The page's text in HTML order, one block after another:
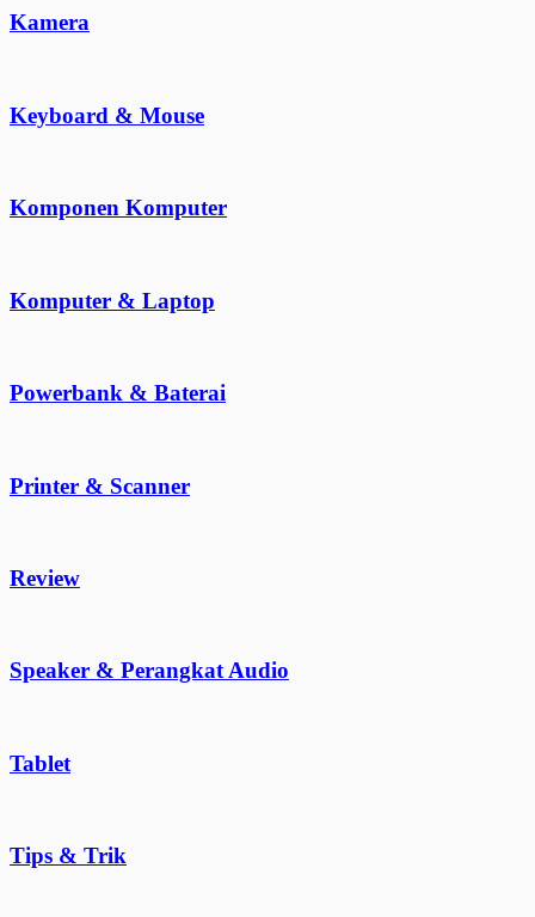
Kamera
Keyboard & Mouse
Komponen Komputer
Komputer & Laptop
Powerbank & Baterai
Printer & Scanner
Review
Speaker & Perangkat Audio
Tablet
Tips & Trik